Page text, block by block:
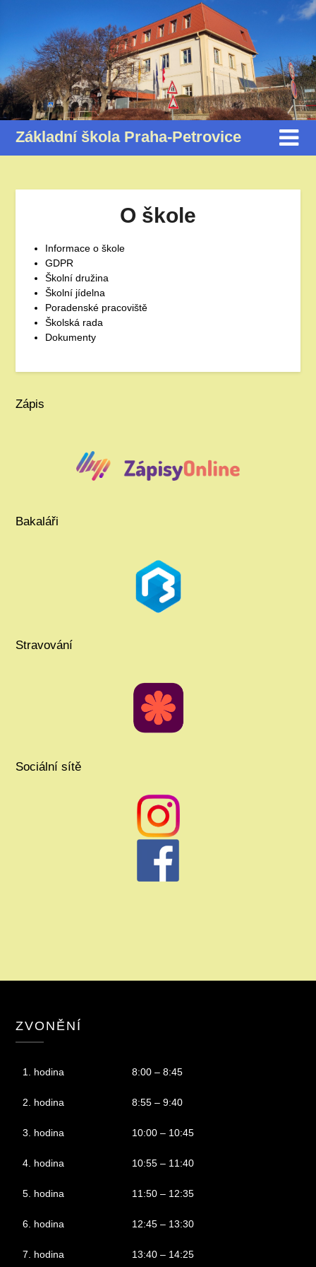
Základní škola Praha-Petrovice
O škole
Informace o škole
GDPR
Školní družina
Školní jídelna
Poradenské pracoviště
Školská rada
Dokumenty
Zápis
Bakaláři
Stravování
Sociální sítě
ZVONĚNÍ
1. hodina 8:00 – 8:45
2. hodina 8:55 – 9:40
3. hodina 10:00 – 10:45
4. hodina 10:55 – 11:40
5. hodina 11:50 – 12:35
6. hodina 12:45 – 13:30
7. hodina 13:40 – 14:25